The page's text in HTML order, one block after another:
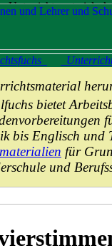
bietet
bis Englisch und
für
und